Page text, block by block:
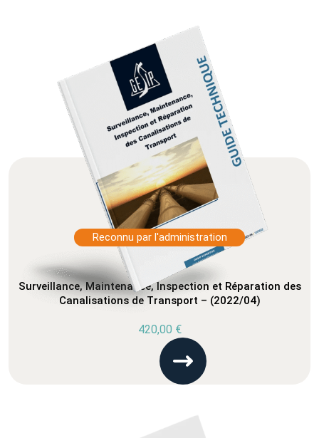
Reconnu par l'administration
Surveillance, Maintenance, Inspection et Réparation des
Canalisations de Transport – (2022/04)
420,00 €